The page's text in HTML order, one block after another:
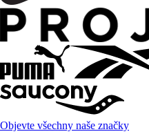
Objevte všechny naše značky